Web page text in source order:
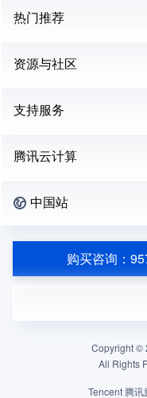
热门推荐
资源与社区
支持服务
腾讯云计算
中国站
购买咨询：
Copyright ©
All Rights
Tencent 腾讯